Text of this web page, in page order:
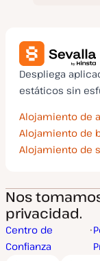
Despliega
estáticos sin
Alojamiento de
Alojamiento de
Alojamiento de
Nos
privacidad.
Centro de
Confianza